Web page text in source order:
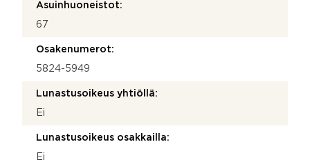
Asuinhuoneistot:
67
Osakenumerot:
5824-5949
Lunastusoikeus yhtiöllä:
Ei
Lunastusoikeus osakkailla:
Ei